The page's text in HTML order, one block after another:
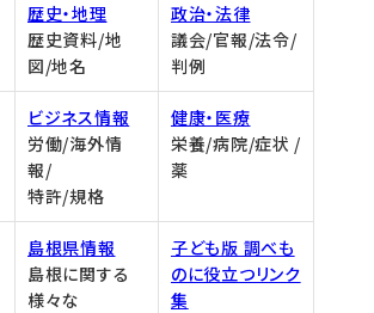
歴史・地理
歴史資料/地
図/地名
政治・法律
議会/官報/法令/
判例
ビジネス情報
労働/海外情
報/
特許/規格
健康・医療
栄養/病院/症状 /
薬
島根県情報
島根に関する
様々な
子ども版 調べも
のに役立つリンク
集